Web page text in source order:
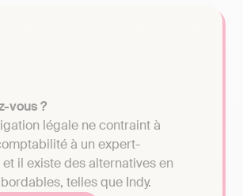
vous ?
légale ne contraint à
à un expert-
il existe des alternatives en
telles que Indy.